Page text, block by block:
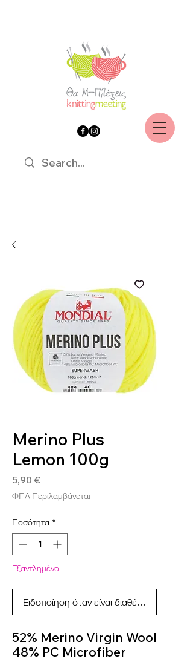
Merino Plus
Lemon 100g
5,90 €
ΦΠΑ Περιλαμβάνεται
Ποσότητα *
Εξαντλημένο
Ειδοποίηση όταν είναι διαθέσιμο
52% Merino Virgin Wool
48% PC Microfiber